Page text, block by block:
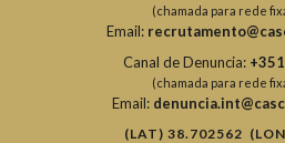
(chamada para rede
Email:
Canal de Denuncia:
(chamada para rede
Email:
(LAT) 38.702562